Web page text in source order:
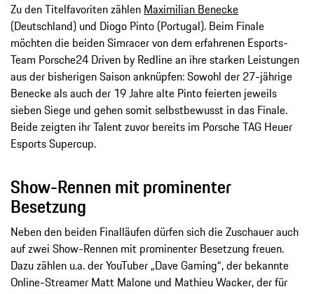
Zu den Titelfavoriten zählen Maximilian Benecke
(Deutschland) und Diogo Pinto (Portugal). Beim Finale
möchten die beiden Simracer von dem erfahrenen Esports-
Team Porsche24 Driven by Redline an ihre starken Leistungen
aus der bisherigen Saison anknüpfen: Sowohl der 27-jährige
Benecke als auch der 19 Jahre alte Pinto feierten jeweils
sieben Siege und gehen somit selbstbewusst in das Finale.
Beide zeigten ihr Talent zuvor bereits im Porsche TAG Heuer
Esports Supercup.
Show-Rennen mit prominenter
Besetzung
Neben den beiden Finalläufen dürfen sich die Zuschauer auch
auf zwei Show-Rennen mit prominenter Besetzung freuen.
Dazu zählen u.a. der YouTuber „Dave Gaming“, der bekannte
Online-Streamer Matt Malone und Mathieu Wacker, der für